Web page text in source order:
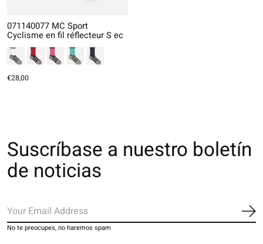
071140077 MC Sport
Cyclisme en fil réflecteur S ec
€28,00
Suscríbase a nuestro boletín
de noticias
No te preocupes, no haremos spam